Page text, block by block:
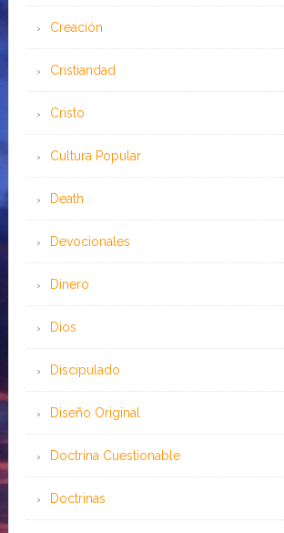
Creación
Cristiandad
Cristo
Cultura Popular
Death
Devocionales
Dinero
Dios
Discipulado
Diseño Original
Doctrina Cuestionable
Doctrinas